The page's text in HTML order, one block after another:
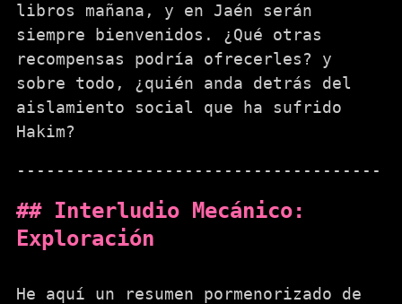
libros mañana, y en Jaén serán
siempre bienvenidos. ¿Qué otras
recompensas podría ofrecerles? y
sobre todo, ¿quién anda detrás del
aislamiento social que ha sufrido
Hakim?
Interludio Mecánico:
Exploración
He aquí un resumen pormenorizado de